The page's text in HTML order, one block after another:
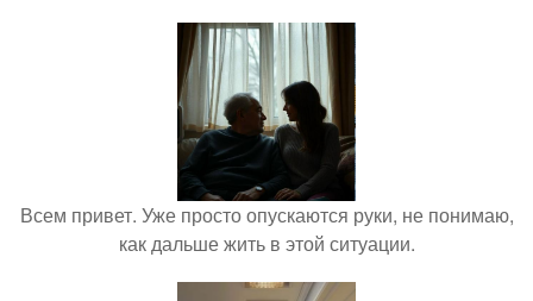
Всем привет. Уже просто опускаются руки, не понимаю,
как дальше жить в этой ситуации.